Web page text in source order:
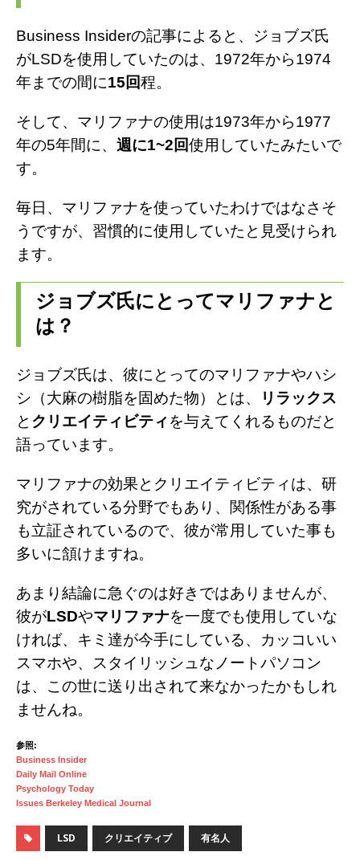
Business Insiderの記事によると、ジョブズ氏
がLSDを使用していたのは、1972年から1974
年までの間に15回程。
そして、マリファナの使用は1973年から1977
年の5年間に、 週に1~2回使用していたみたいで
す。
毎日、マリファナを使っていたわけではなさそ
うですが、習慣的に使用していたと見受けられ
ます。
ジョブズ氏にとってマリファナと
は？
ジョブズ氏は、彼にとってのマリファナやハシ
シ（大麻の樹脂を固めた物）とは、
リラックス
と クリエイティビティ を与えてくれるものだと
語っています。
マリファナの効果とクリエイティビティは、研
究がされている分野でもあり、関係性がある事
も立証されているので、彼が常用していた事も
多いに頷けますね。
あまり結論に急ぐのは好きではありませんが、
彼がLSDやマリファナを一度でも使用していな
ければ、キミ達が今手にしている、カッコいい
スマホや、スタイリッシュなノートパソコン
は、この世に送り出されて来なかったかもしれ
ませんね。
参照:
Business Insider
Daily Mail Online
Psychology Today
Issues Berkeley Medical Journal
LSD クリエイティブ 有名人